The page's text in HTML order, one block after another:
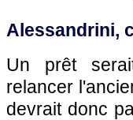
Alessandrini,
Un prêt
relancer
devrait donc